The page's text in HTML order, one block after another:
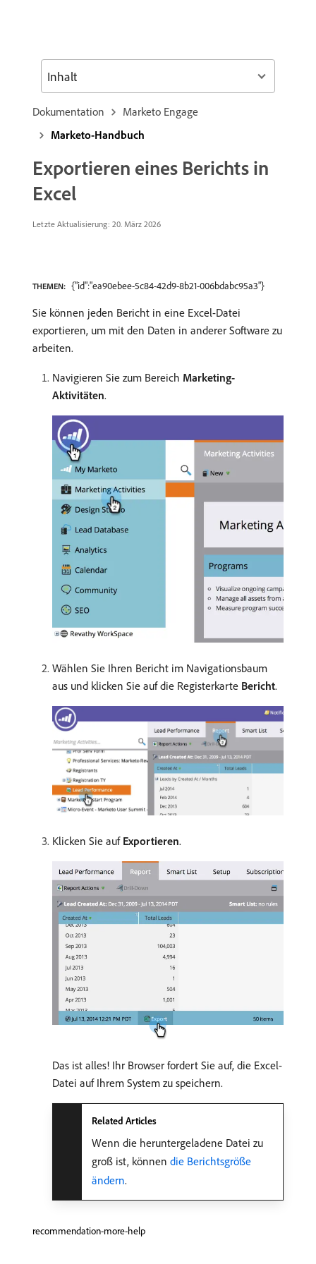
Dokumentation
Marketo Engage
Marketo-Handbuch
Exportieren eines Berichts in
Excel
Letzte Aktualisierung: 20. März 2026
THEMEN: {"id":"ea90ebee-5c84-42d9-8b21-006bdabc95a3"}
Sie können jeden Bericht in eine Excel-Datei
exportieren, um mit den Daten in anderer Software zu
arbeiten.
Navigieren Sie zum Bereich Marketing-
Aktivitäten.
Wählen Sie Ihren Bericht im Navigationsbaum
aus und klicken Sie auf die Registerkarte Bericht.
Klicken Sie auf Exportieren.
Das ist alles! Ihr Browser fordert Sie auf, die Excel-
Datei auf Ihrem System zu speichern.
Related Articles
Wenn die heruntergeladene Datei zu
groß ist, können die Berichtsgröße
ändern.
recommendation-more-help
Inhalt